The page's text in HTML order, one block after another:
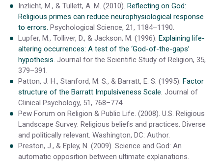
Inzlicht, M., & Tullett, A. M. (2010). Reflecting on God:
Religious primes can reduce neurophysiological response
to errors. Psychological Science, 21, 1184–1190.
Lupfer, M., Tolliver, D., & Jackson, M. (1996). Explaining life-
altering occurrences: A test of the ‘God-of-the-gaps’
hypothesis. Journal for the Scientific Study of Religion, 35,
379–391.
Patton, J. H., Stanford, M. S., & Barratt, E. S. (1995). Factor
structure of the Barratt Impulsiveness Scale . Journal of
Clinical Psychology, 51, 768–774.
Pew Forum on Religion & Public Life. (2008). U.S. Religious
Landscape Survey: Religious beliefs and practices. Diverse
and politically relevant. Washington, DC: Author.
Preston, J., & Epley, N. (2009). Science and God: An
automatic opposition between ultimate explanations.